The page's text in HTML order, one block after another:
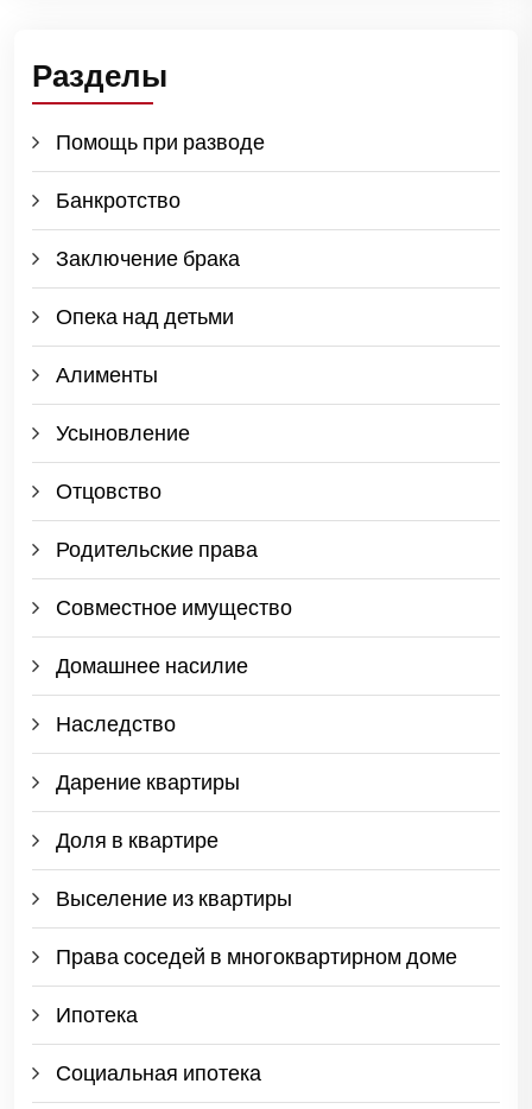
Разделы
Помощь при разводе
Банкротство
Заключение брака
Опека над детьми
Алименты
Усыновление
Отцовство
Родительские права
Совместное имущество
Домашнее насилие
Наследство
Дарение квартиры
Доля в квартире
Выселение из квартиры
Права соседей в многоквартирном доме
Ипотека
Социальная ипотека